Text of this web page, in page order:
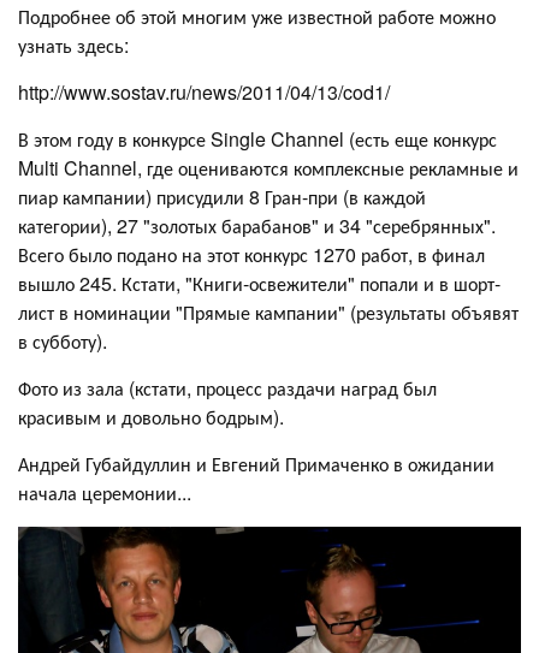
Подробнее об этой многим уже известной работе можно
узнать здесь:
http://www.sostav.ru/news/2011/04/13/cod1/
В этом году в конкурсе Single Channel (есть еще конкурс
Multi Channel, где оцениваются комплексные рекламные и
пиар кампании) присудили 8 Гран-при (в каждой
категории), 27 "золотых барабанов" и 34 "серебрянных".
Всего было подано на этот конкурс 1270 работ, в финал
вышло 245. Кстати, "Книги-освежители" попали и в шорт-
лист в номинации "Прямые кампании" (результаты объявят
в субботу).
Фото из зала (кстати, процесс раздачи наград был
красивым и довольно бодрым).
Андрей Губайдуллин и Евгений Примаченко в ожидании
начала церемонии...